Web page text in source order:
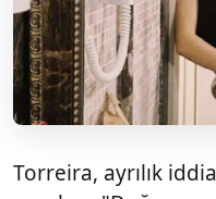
Torreira, ayrılık